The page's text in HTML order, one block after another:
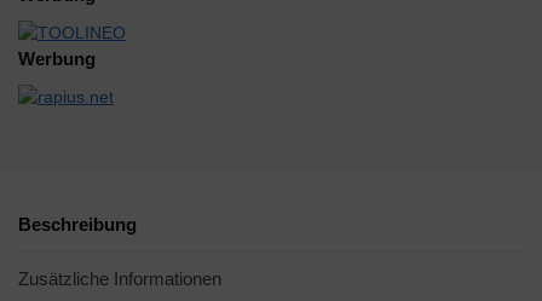
Werbung
Beschreibung
Zusätzliche Informationen